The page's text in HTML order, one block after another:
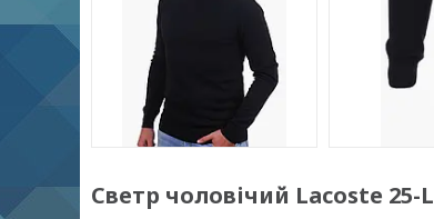
Светр чоловічий Lacoste 25-